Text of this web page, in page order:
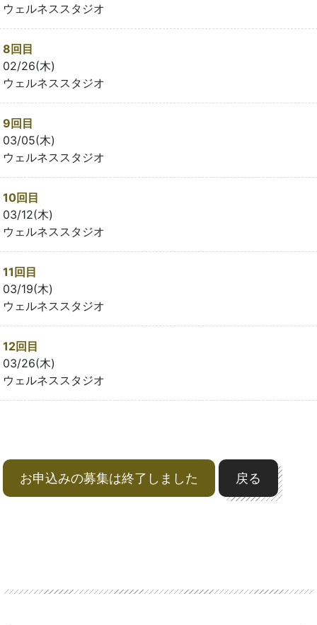
ウェルネススタジオ
8回目
02/26(木)
ウェルネススタジオ
9回目
03/05(木)
ウェルネススタジオ
10回目
03/12(木)
ウェルネススタジオ
11回目
03/19(木)
ウェルネススタジオ
12回目
03/26(木)
ウェルネススタジオ
お申込みの募集は終了しました 戻る